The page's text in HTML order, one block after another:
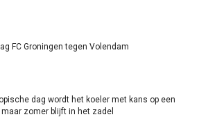
FC Groningen tegen Volendam
dag wordt het koeler met kans op een
zomer blijft in het zadel